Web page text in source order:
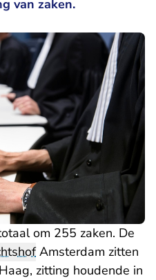
van zaken.
om 255 zaken. De
Amsterdam zitten
zitting houdende in